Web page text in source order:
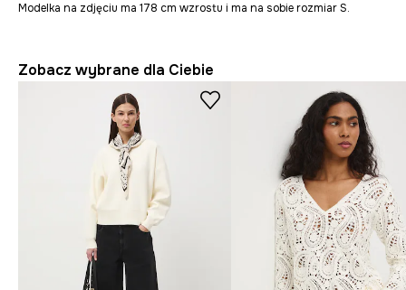
Modelka na zdjęciu ma 178 cm wzrostu i ma na sobie rozmiar S.
Zobacz wybrane dla Ciebie